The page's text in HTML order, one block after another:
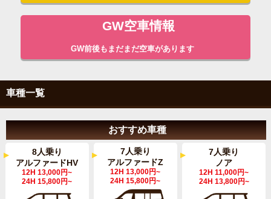
GW空車情報
GW前後もまだまだ空車があります
車種一覧
おすすめ車種
8人乗り
アルファードHV
12H 13,000円~
24H 15,800円~
7人乗り
アルファードZ
12H 13,000円~
24H 15,800円~
7人乗り
ノア
12H 11,000円~
24H 13,800円~